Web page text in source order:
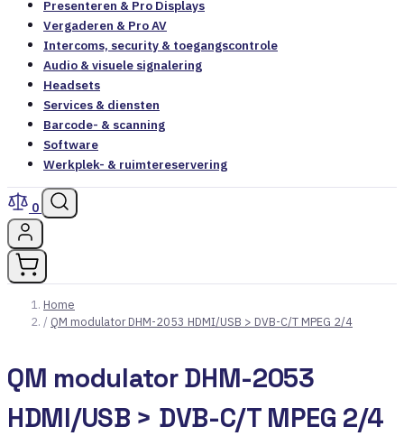
Presenteren & Pro Displays
Vergaderen & Pro AV
Intercoms, security & toegangscontrole
Audio & visuele signalering
Headsets
Services & diensten
Barcode- & scanning
Software
Werkplek- & ruimtereservering
0
Home
/ QM modulator DHM-2053 HDMI/USB > DVB-C/T MPEG 2/4
QM modulator DHM-2053
HDMI/USB > DVB-C/T MPEG 2/4